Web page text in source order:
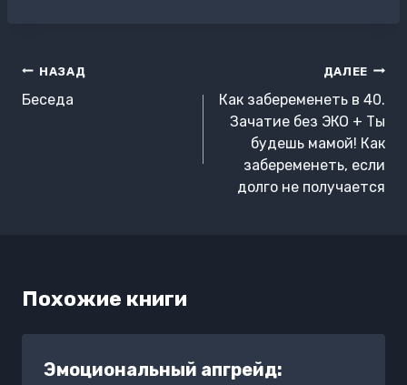
Навигация
по
НАЗАД
Беседа
ДАЛЕЕ
Как забеременеть в 40.
Зачатие без ЭКО + Ты
будешь мамой! Как
забеременеть, если
долго не получается
Похожие книги
Эмоциональный апгрейд: